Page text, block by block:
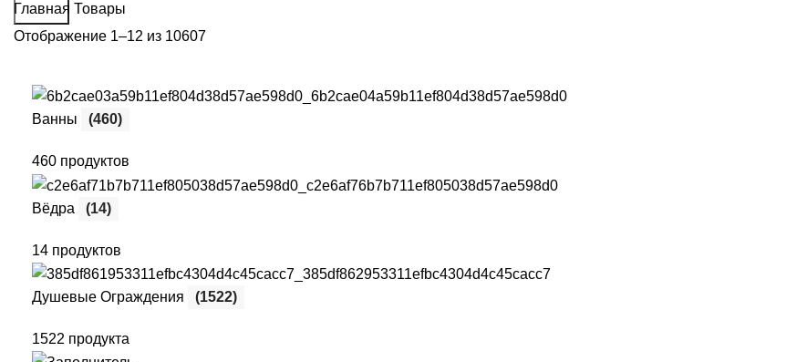
Поиск
Главная Товары
Отображение 1–12 из 10607
Ванны (460)
460 продуктов
Вёдра (14)
14 продуктов
Душевые Ограждения (1522)
1522 продукта